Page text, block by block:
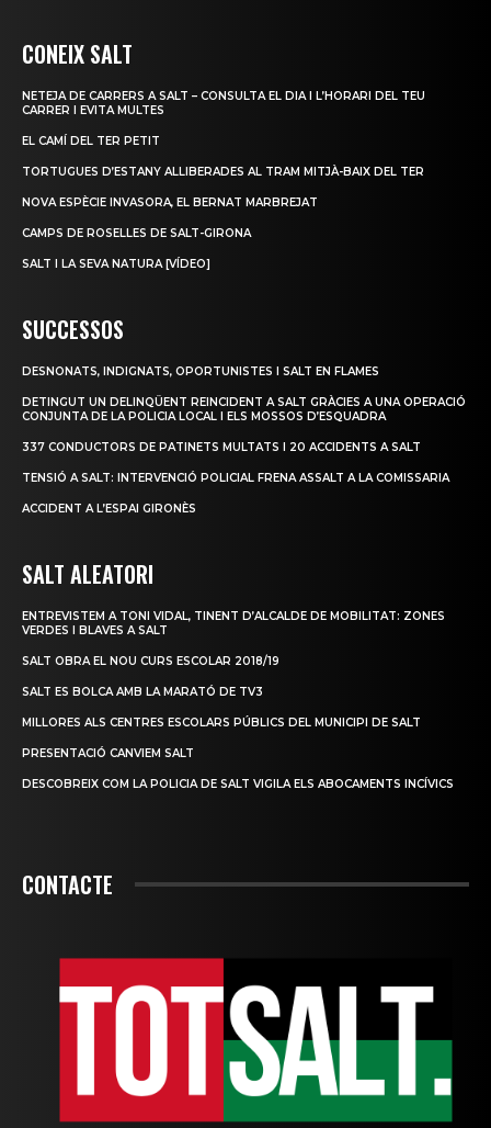
CONEIX SALT
NETEJA DE CARRERS A SALT – CONSULTA EL DIA I L’HORARI DEL TEU
CARRER I EVITA MULTES
EL CAMÍ DEL TER PETIT
TORTUGUES D’ESTANY ALLIBERADES AL TRAM MITJÀ-BAIX DEL TER
NOVA ESPÈCIE INVASORA, EL BERNAT MARBREJAT
CAMPS DE ROSELLES DE SALT-GIRONA
SALT I LA SEVA NATURA [VÍDEO]
SUCCESSOS
DESNONATS, INDIGNATS, OPORTUNISTES I SALT EN FLAMES
DETINGUT UN DELINQÜENT REINCIDENT A SALT GRÀCIES A UNA OPERACIÓ
CONJUNTA DE LA POLICIA LOCAL I ELS MOSSOS D’ESQUADRA
337 CONDUCTORS DE PATINETS MULTATS I 20 ACCIDENTS A SALT
TENSIÓ A SALT: INTERVENCIÓ POLICIAL FRENA ASSALT A LA COMISSARIA
ACCIDENT A L’ESPAI GIRONÈS
SALT ALEATORI
ENTREVISTEM A TONI VIDAL, TINENT D’ALCALDE DE MOBILITAT: ZONES
VERDES I BLAVES A SALT
SALT OBRA EL NOU CURS ESCOLAR 2018/19
SALT ES BOLCA AMB LA MARATÓ DE TV3
MILLORES ALS CENTRES ESCOLARS PÚBLICS DEL MUNICIPI DE SALT
PRESENTACIÓ CANVIEM SALT
DESCOBREIX COM LA POLICIA DE SALT VIGILA ELS ABOCAMENTS INCÍVICS
CONTACTE